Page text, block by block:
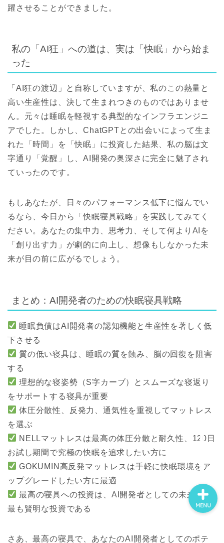
躍させることができました。
私の「AI狂」への道は、実は「快眠」から始ま
った
「AI狂の渡辺」と自称していますが、私のこの熱量と
高い生産性は、決して生まれつきのものではありませ
ん。元々は睡眠を軽視する典型的なインフラエンジニ
アでした。しかし、ChatGPTとの出会いによって生ま
れた「時間」を「快眠」に投資した結果、私の脳は文
字通り「覚醒」し、AI開発の奥深さに完全に魅了され
ていったのです。
もしあなたが、日々のパフォーマンス低下に悩んでい
るなら、今日から「快眠寝具戦略」を実践してみてく
ださい。あなたの集中力、思考力、そして何よりAIを
「創り出す力」が劇的に向上し、想像もしなかった未
来が目の前に広がるでしょう。
まとめ：AI開発者のための快眠寝具戦略
睡眠負債はAI開発者の認知機能と生産性を著しく低
下させる
質の低い寝具は、睡眠の質を蝕み、脳の回復を阻害
する
理想的な寝姿勢（S字カーブ）とスムーズな寝返り
をサポートする寝具が重要
体圧分散性、反発力、通気性を重視してマットレス
を選ぶ
NELLマットレス は最高の体圧分散と耐久性、120日
お試し期間で究極の快眠を追求したい方に
GOKUMIN高反発マットレス は手軽に快眠環境をア
ップグレードしたい方に最適
最高の寝具への投資は、AI開発者としての未来への
最も賢明な投資である
さあ、最高の寝具で、あなたのAI開発者としてのポテ
MENU